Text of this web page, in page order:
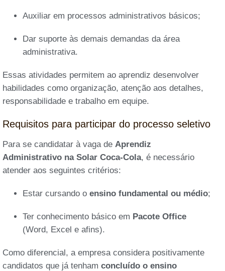
Auxiliar em processos administrativos básicos;
Dar suporte às demais demandas da área
administrativa.
Essas atividades permitem ao aprendiz desenvolver
habilidades como organização, atenção aos detalhes,
responsabilidade e trabalho em equipe.
Requisitos para participar do processo seletivo
Para se candidatar à vaga de Aprendiz
Administrativo na Solar Coca-Cola, é necessário
atender aos seguintes critérios:
Estar cursando o ensino fundamental ou médio;
Ter conhecimento básico em Pacote Office
(Word, Excel e afins).
Como diferencial, a empresa considera positivamente
candidatos que já tenham concluído o ensino